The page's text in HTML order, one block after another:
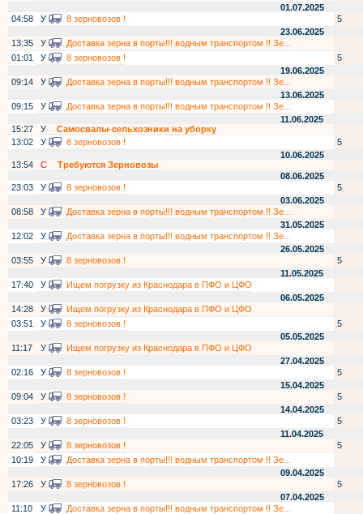
01.07.2025
04:58
У 8 зерновозов !
5
23.06.2025
13:35
У
Доставка зерна в порты!!! водным транспортом !! Зе...
01:01
У 8 зерновозов !
5
19.06.2025
09:14
У
Доставка зерна в порты!!! водным транспортом !! Зе...
13.06.2025
09:15
У
Доставка зерна в порты!!! водным транспортом !! Зе...
11.06.2025
15:27
У
Самосвалы-сельхозники на уборку
13:02
У 8 зерновозов !
5
10.06.2025
13:54
С
Требуются Зерновозы
08.06.2025
23:03
У 8 зерновозов !
5
03.06.2025
08:58
У
Доставка зерна в порты!!! водным транспортом !! Зе...
31.05.2025
12:02
У
Доставка зерна в порты!!! водным транспортом !! Зе...
26.05.2025
03:55
У 8 зерновозов !
5
11.05.2025
17:40
У
Ищем погрузку из Краснодара в ПФО и ЦФО
06.05.2025
14:28
У
Ищем погрузку из Краснодара в ПФО и ЦФО
03:51
У 8 зерновозов !
5
05.05.2025
11:17
У
Ищем погрузку из Краснодара в ПФО и ЦФО
27.04.2025
02:16
У 8 зерновозов !
5
15.04.2025
09:04
У 8 зерновозов !
5
14.04.2025
03:23
У 8 зерновозов !
5
11.04.2025
22:05
У 8 зерновозов !
5
10:19
У
Доставка зерна в порты!!! водным транспортом !! Зе...
09.04.2025
17:26
У 8 зерновозов !
5
07.04.2025
11:10
У
Доставка зерна в порты!!! водным транспортом !! Зе...